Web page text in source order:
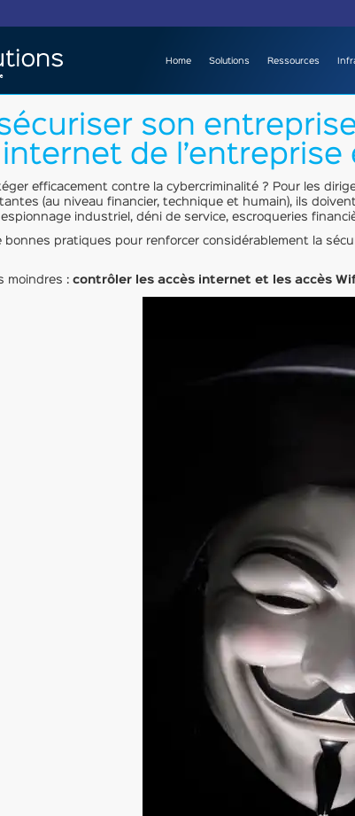
Home Solutions Ressources
son
de l’entreprise
efficacement contre la cybercriminalité ? Pour les
(au niveau financier, technique et humain), ils
industriel, déni de service, escroqueries
bonnes pratiques pour renforcer considérablement la
moindres : contrôler les accès internet et les accès